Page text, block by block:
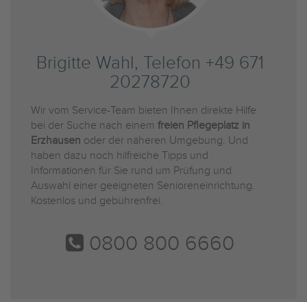
Brigitte Wahl, Telefon +49 671
20278720
Wir vom Service-Team bieten Ihnen direkte Hilfe
bei der Suche nach einem freien Pflegeplatz in
Erzhausen oder der näheren Umgebung. Und
haben dazu noch hilfreiche Tipps und
Informationen für Sie rund um Prüfung und
Auswahl einer geeigneten Senioreneinrichtung.
Kostenlos und gebührenfrei.
0800 800 6660